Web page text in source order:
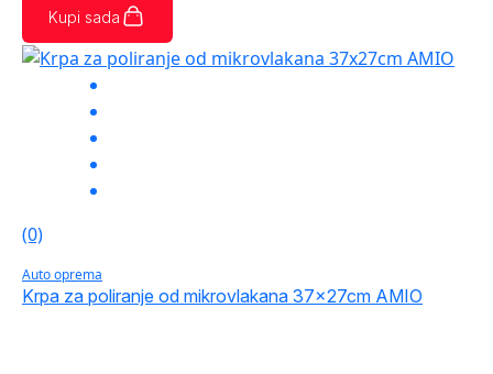
Kupi sada
(0)
Auto oprema
Krpa za poliranje od mikrovlakana 37x27cm AMIO